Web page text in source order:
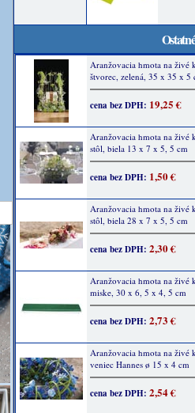
Aranžovacia hmota na živé
štvorec, zelená, 35 x 35 x 5
cena bez DPH: 19,25 €
Aranžovacia hmota na živé
stôl, biela 13 x 7 x 5, 5 cm
cena bez DPH: 1,50 €
Aranžovacia hmota na živé
stôl, biela 28 x 7 x 5, 5 cm
cena bez DPH: 2,30 €
Aranžovacia hmota na živé
miske, 30 x 6, 5 x 4, 5 cm
cena bez DPH: 2,73 €
Aranžovacia hmota na živé
veniec Hannes ø 15 x 4 cm
cena bez DPH: 2,54 €